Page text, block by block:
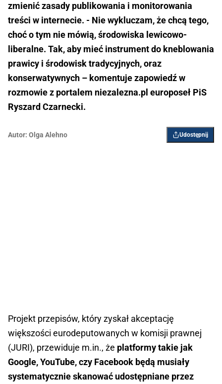
zmienić zasady publikowania i monitorowania
treści w internecie. - Nie wykluczam, że chcą tego,
choć o tym nie mówią, środowiska lewicowo-
liberalne. Tak, aby mieć instrument do kneblowania
prawicy i środowisk tradycyjnych, oraz
konserwatywnych – komentuje zapowiedź w
rozmowie z portalem niezalezna.pl europoseł PiS
Ryszard Czarnecki.
Autor: Olga Alehno Udostępnij
Projekt przepisów, który zyskał akceptację
większości eurodeputowanych w komisji prawnej
(JURI), przewiduje m.in., że platformy takie jak
Google, YouTube, czy Facebook będą musiały
systematycznie skanować udostępniane przez